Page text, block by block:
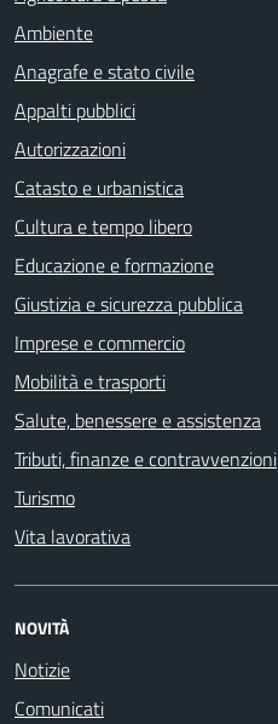
Ambiente
Anagrafe e stato civile
Appalti pubblici
Autorizzazioni
Catasto e urbanistica
Cultura e tempo libero
Educazione e formazione
Giustizia e sicurezza pubblica
Imprese e commercio
Mobilità e trasporti
Salute, benessere e assistenza
Tributi, finanze e contravvenzioni
Turismo
Vita lavorativa
NOVITÀ
Notizie
Comunicati